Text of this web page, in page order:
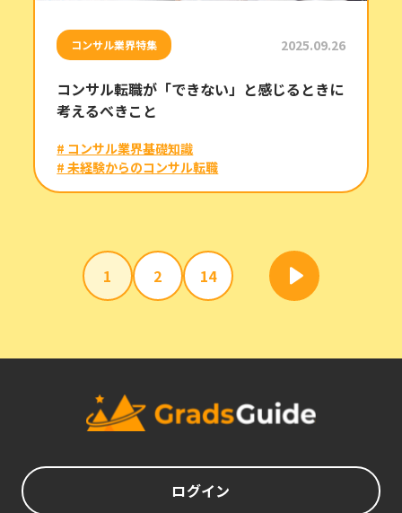
コンサル業界特集 2025.09.26
コンサル転職が「できない」と感じるときに
考えるべきこと
# コンサル業界基礎知識
# 未経験からのコンサル転職
1 2 14
ログイン